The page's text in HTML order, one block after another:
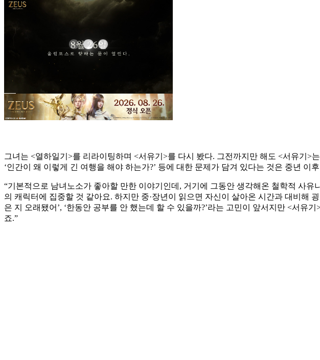
그녀는 <열하일기>를 리라이팅하며 <서유기>를 다시 봤다. 그전까지만 해도 <서유기
‘인간이 왜 이렇게 긴 여행을 해야 하는가?’ 등에 대한 문제가 담겨 있다는 것은 중년 이
“기본적으로 남녀노소가 좋아할 만한 이야기인데, 거기에 그동안 생각해온 철학적 사
의 캐릭터에 집중할 것 같아요. 하지만 중·장년이 읽으면 자신이 살아온 시간과 대비해
은 지 오래됐어’, ‘한동안 공부를 안 했는데 할 수 있을까?’라는 고민이 앞서지만 <서유
죠.”